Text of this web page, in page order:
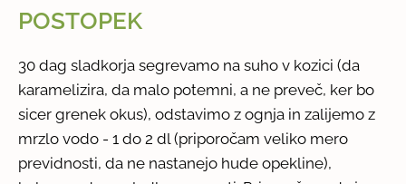
POSTOPEK
30 dag sladkorja segrevamo na suho v kozici (da
karamelizira, da malo potemni, a ne preveč, ker bo
sicer grenek okus), odstavimo z ognja in zalijemo z
mrzlo vodo - 1 do 2 dl (priporočam veliko mero
previdnosti, da ne nastanejo hude opekline),